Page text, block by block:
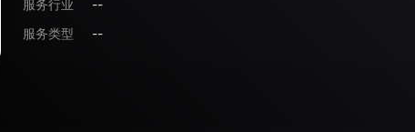
服务行业
--
服务类型
--